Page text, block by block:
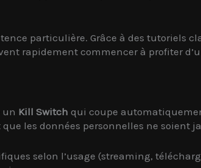
particulière. Grâce à des tutoriels
rapidement commencer à profiter
un Kill Switch qui coupe
les données personnelles ne soient
selon l’usage (streaming,